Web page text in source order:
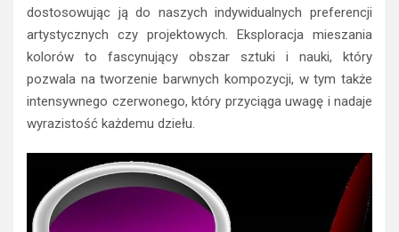
dostosowując ją do naszych indywidualnych preferencji
artystycznych czy projektowych. Eksploracja mieszania
kolorów to fascynujący obszar sztuki i nauki, który
pozwala na tworzenie barwnych kompozycji, w tym także
intensywnego czerwonego, który przyciąga uwagę i nadaje
wyrazistość każdemu dziełu.